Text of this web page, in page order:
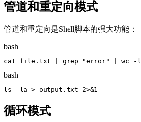
管道和重定向模式
管道和重定向是Shell脚本的强大功能：
bash
cat file.txt | grep "error" | wc -l
bash
ls -la > output.txt 2>&1
循环模式